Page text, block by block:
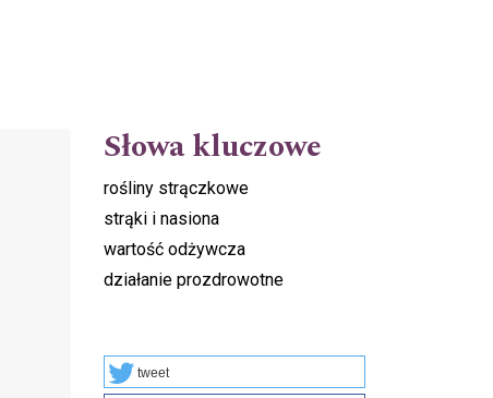
Słowa kluczowe
rośliny strączkowe
strąki i nasiona
wartość odżywcza
działanie prozdrowotne
tweet